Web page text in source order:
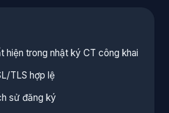
hiện trong nhật ký CT công khai
TLS hợp lệ
sử đăng ký